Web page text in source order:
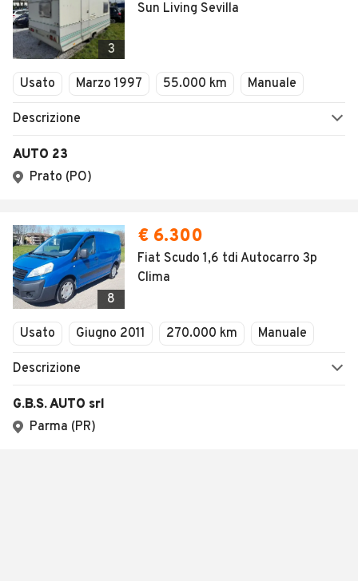
3
Sun Living Sevilla
Usato Marzo 1997 55.000 km Manuale
Descrizione
AUTO 23
Prato (PO)
8
€ 6.300
Fiat Scudo 1,6 tdi Autocarro 3p
Clima
Usato Giugno 2011 270.000 km Manuale
Descrizione
G.B.S. AUTO srl
Parma (PR)